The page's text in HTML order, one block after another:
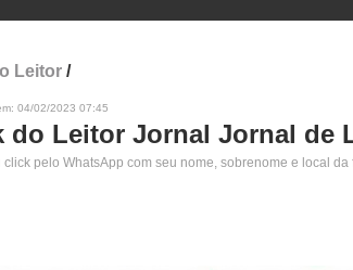
Leitor /
04/02/2023 07:45
do Leitor Jornal Jornal de
click pelo WhatsApp com seu nome, sobrenome e local